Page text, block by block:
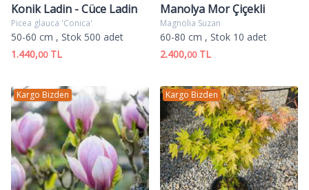
Konik Ladin - Cüce Ladin
Picea glauca 'Conica'
50-60 cm , Stok 500 adet
1.440,00TL
Manolya Mor Çiçekli
Magnolia Suzan
60-80 cm , Stok 10 adet
2.400,00TL
Kargo Bizden Kargo Bizden